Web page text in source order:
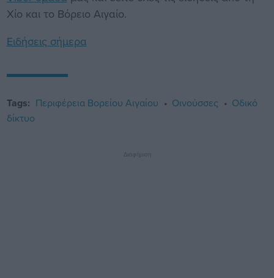
Χίο και το Βόρειο Αιγαίο.
Ειδήσεις σήμερα
Tags: Περιφέρεια Βορείου Αιγαίου Οινούσσες
Οδικό
δίκτυο
Διαφήμιση